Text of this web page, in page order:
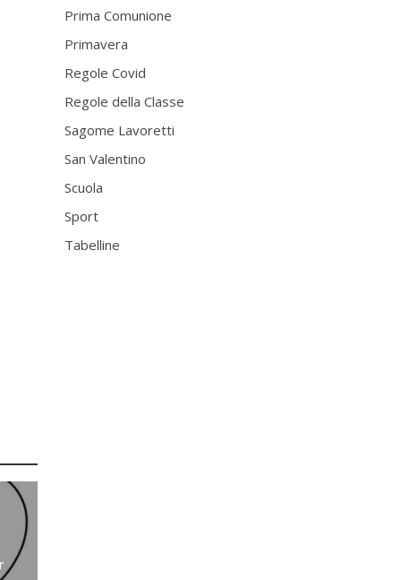
Prima Comunione
Primavera
Regole Covid
Regole della Classe
Sagome Lavoretti
San Valentino
Scuola
Sport
Tabelline